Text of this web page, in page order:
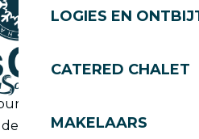
LOGIES EN
CATERED CHALET
MAKELAARS
Les Gets
Neige 74260 Les Gets